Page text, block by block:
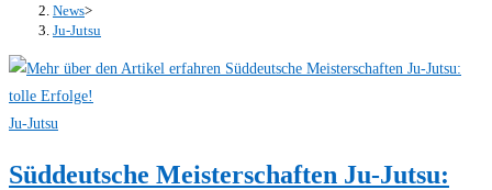
News>
Ju-Jutsu
Ju-Jutsu
Süddeutsche Meisterschaften Ju-Jutsu: